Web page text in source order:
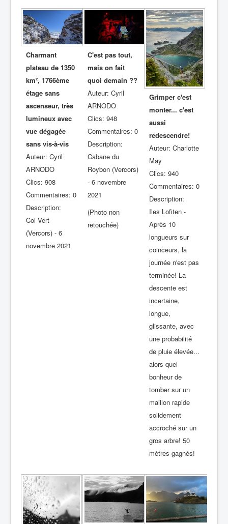
Charmant
plateau de 1350
km², 1766ème
étage sans
ascenseur, très
lumineux avec
vue dégagée
sans vis-à-vis
Auteur: Cyril
ARNODO
Clics: 908
Commentaires: 0
Description:
Col Vert
(Vercors) - 6
novembre 2021
C'est pas tout,
mais on fait
quoi demain ??
Auteur: Cyril
ARNODO
Clics: 948
Commentaires: 0
Description:
Cabane du
Roybon (Vercors)
- 6 novembre
2021
(Photo non
retouchée)
Grimper c'est
monter... c'est
aussi
redescendre!
Auteur: Charlotte
May
Clics: 940
Commentaires: 0
Description:
Iles Lofiten -
Après 10
longueurs sur
coinceurs, la
journée n'est pas
terminée! La
descente est
incertaine,
longue,
glissante, avec
une probabilité
de pluie élevée...
alors quel
bonheur de
tomber sur un
maillon rapide
solidement
accroché sur un
gros arbre! 50
mètres gagnés!